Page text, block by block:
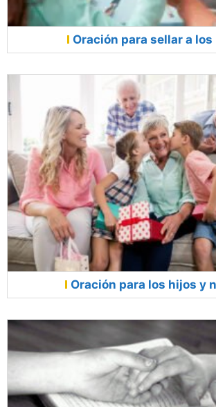
Oración para sellar a los
Oración para los hijos y